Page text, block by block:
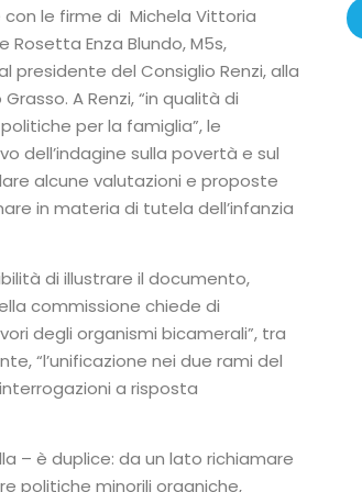
le firme di Michela Vittoria
Rosetta Enza Blundo, M5s,
del Consiglio Renzi, alla
A Renzi, “in qualità di
per la famiglia”, le
dell’indagine sulla povertà e sul
alcune valutazioni e proposte
in materia di tutela dell’infanzia
di illustrare il documento,
commissione chiede di
degli organismi bicamerali”, tra
“l’unificazione nei due rami del
a risposta
– è duplice: da un lato richiamare
politiche minorili organiche,